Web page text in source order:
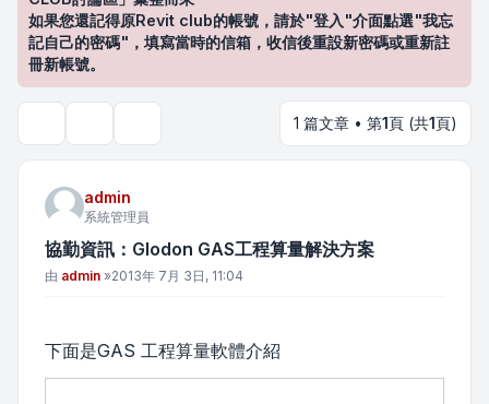
如果您還記得原Revit club的帳號，請於"登入"介面點選"我忘
記自己的密碼"，填寫當時的信箱，收信後重設新密碼或重新註
冊新帳號。
1 篇文章 • 第1頁 (共1頁)
admin
系統管理員
協勤資訊：Glodon GAS工程算量解決方案
文章
由 admin »2013年 7月 3日, 11:04
下面是GAS 工程算量軟體介紹